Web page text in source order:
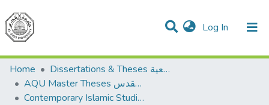
Log In (current)
Communities & Collections
All of DSpace
Home
Dissertations & Theses الرسائل الجامعية
AQU Master Theses الرسائل الجامعية الخاصة بجامعة القدس
Contemporary Islamic Studies الدراسات الإسلامية المعاصرة